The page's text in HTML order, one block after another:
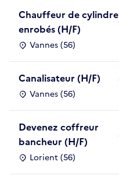
Chauffeur de cylindre
enrobés (H/F)
Vannes (56)
Canalisateur (H/F)
Vannes (56)
Devenez coffreur
bancheur (H/F)
Lorient (56)